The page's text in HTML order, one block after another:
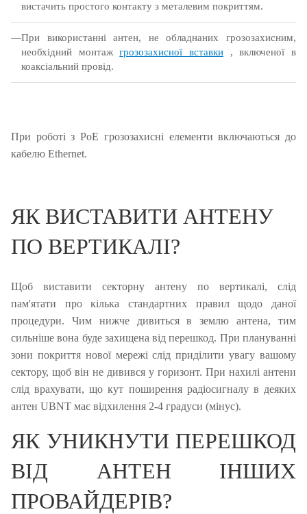
вистачить простого контакту з металевим покриттям.
При використанні антен, не обладнаних грозозахисним,
необхідний монтажгрозозахисної вставки , включеної в
коаксіальний провід.
При роботі з PoE грозозахисні елементи включаються до
кабелю Ethernet.
ЯК ВИСТАВИТИ АНТЕНУ
ПО ВЕРТИКАЛІ?
Щоб виставити секторну антену по вертикалі, слід
пам'ятати про кілька стандартних правил щодо даної
процедури. Чим нижче дивиться в землю антена, тим
сильніше вона буде захищена від перешкод. При плануванні
зони покриття нової мережі слід приділити увагу вашому
сектору, щоб він не дивився у горизонт. При нахилі антени
слід врахувати, що кут поширення радіосигналу в деяких
антен UBNT має відхилення 2-4 градуси (мінус).
ЯК УНИКНУТИ ПЕРЕШКОД
ВІД АНТЕН ІНШИХ
ПРОВАЙДЕРІВ?